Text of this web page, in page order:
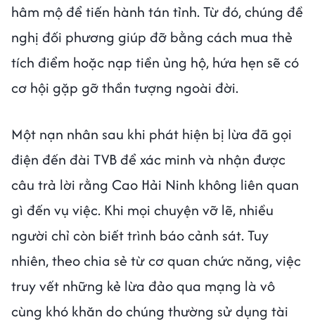
hâm mộ để tiến hành tán tỉnh. Từ đó, chúng đề
nghị đối phương giúp đỡ bằng cách mua thẻ
tích điểm hoặc nạp tiền ủng hộ, hứa hẹn sẽ có
cơ hội gặp gỡ thần tượng ngoài đời.
Một nạn nhân sau khi phát hiện bị lừa đã gọi
điện đến đài TVB để xác minh và nhận được
câu trả lời rằng Cao Hải Ninh không liên quan
gì đến vụ việc. Khi mọi chuyện vỡ lẽ, nhiều
người chỉ còn biết trình báo cảnh sát. Tuy
nhiên, theo chia sẻ từ cơ quan chức năng, việc
truy vết những kẻ lừa đảo qua mạng là vô
cùng khó khăn do chúng thường sử dụng tài